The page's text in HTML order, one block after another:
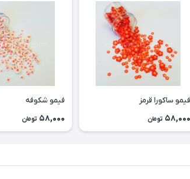
فیمو ساکورا قرمز
58,000 تومان
فیمو شکوفه
58,000 تومان